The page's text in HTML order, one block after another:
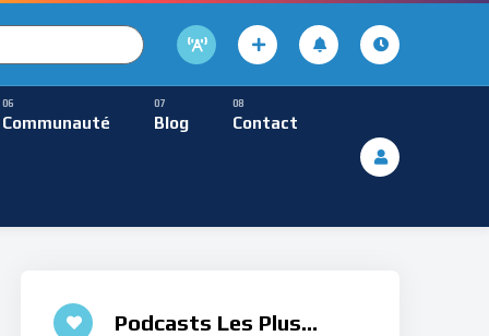
Communauté Blog Contact
Méditative
Podcasts Les Plus